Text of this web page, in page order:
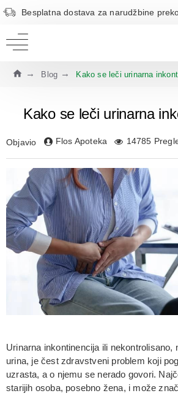
Besplatna dostava za narudžbine
Blog Kako se leči urinarna
Kako se leči urinarna
Objavio Flos Apoteka 14785
Urinarna inkontinencija ili nekontrolisano,
urina, je čest zdravstveni problem koji
uzrasta, a o njemu se nerado govori.
starijih osoba, posebno žena, i može